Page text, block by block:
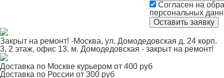
Согласен на
персональных
Закрыт на ремонт! -Москва, ул. Домодедовская д. 24 корп.
3, 2 этаж, офис 13. м. Домодедовская - закрыт на ремонт!
Доставка по Москве курьером от 400 руб
Доставка по России от 300 руб